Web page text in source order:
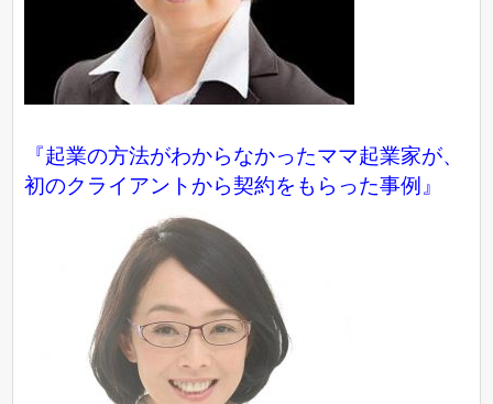
『起業の方法がわからなかったママ起業家が、
初のクライアントから契約をもらった事例』